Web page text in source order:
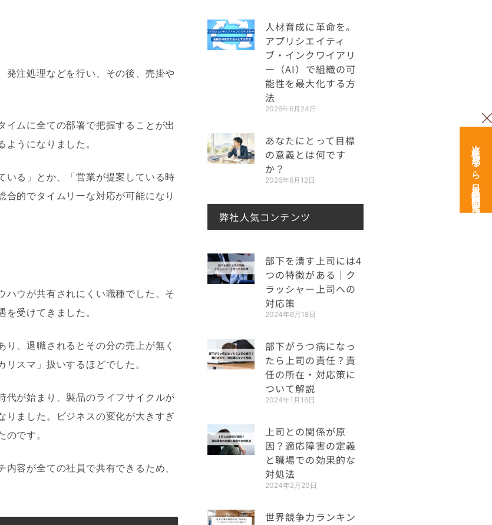
発注処理などを行い、その後、売掛や
イムに全ての部署で把握することが出
うになりました。
いる」とか、「営業が提案している時
的でタイムリーな対応が可能になり
ハウが共有されにくい職種でした。そ
受けてきました。
、退職されるとその分の売上が無く
スマ」扱いするほどでした。
代が始まり、製品のライフサイクルが
りました。ビジネスの変化が大きすぎ
です。
容が全ての社員で共有できるため、
人材育成に革命を。
アプリシエイティ
ブ・インクワイアリ
ー（AI）で組織の可
能性を最大化する方
法
2026年6月24日
あなたにとって目標
の意義とは何です
か？
2026年6月12日
弊社人気コンテンツ
部下を潰す上司には4
つの特徴がある｜ク
ラッシャー上司への
対応策
2024年6月18日
部下がうつ病になっ
たら上司の責任？責
任の所在・対応策に
ついて解説
2024年1月16日
上司との関係が原
因？適応障害の定義
と職場での効果的な
対処法
2024年2月20日
世界競争力ランキン
次世代育成なら日本経営開発研究所